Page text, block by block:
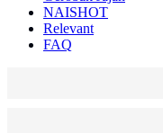
NAISHOT
Relevant
FAQ